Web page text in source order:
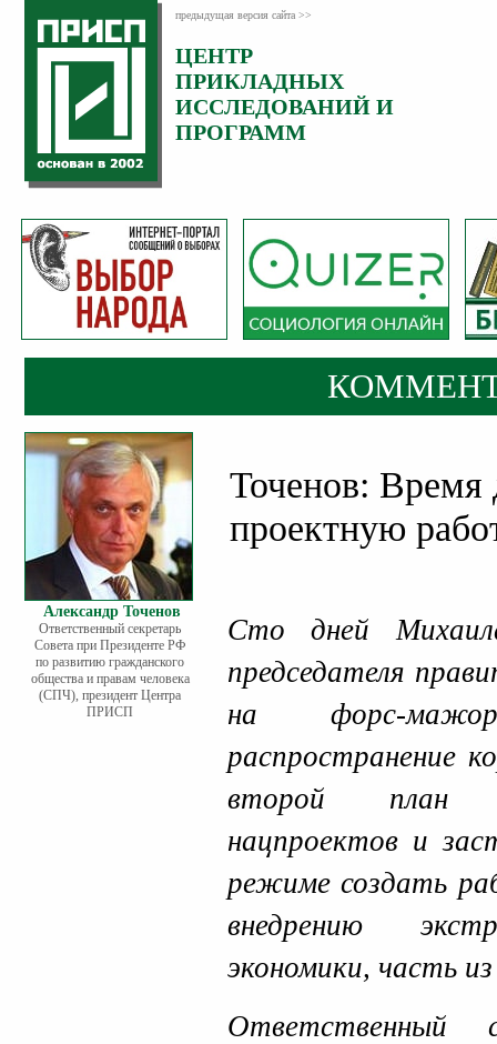
предыдущая версия сайта >>
ЦЕНТР
ПРИКЛАДНЫХ
ИССЛЕДОВАНИЙ И
ПРОГРАММ
Александр Точенов
Ответственный секретарь
Совета при Президенте РФ
по развитию гражданского
общества и правам человека
(СПЧ), президент Центра
ПРИСП
Точенов: Время
проектную
Сто дней
председателя
на форс-
распространение
второй план
нацпроектов и
режиме создать
внедрению
экономики, часть
Ответственный
Категория:
Комментарии